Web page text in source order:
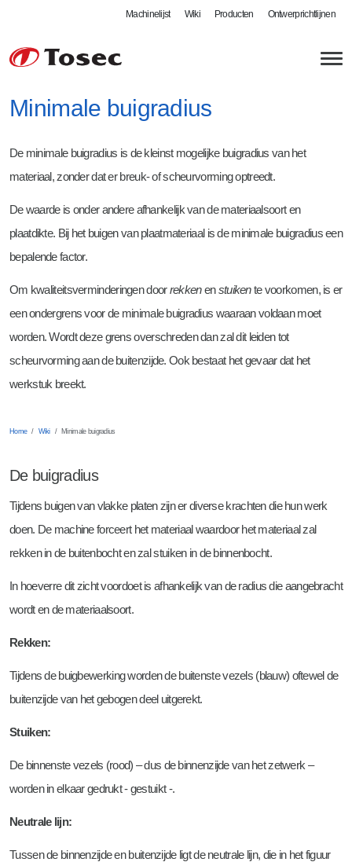
Machinelijst Wiki Producten Ontwerprichtlijnen
Plaatbewerking
Autogeen snijden
Kanten en zetten
Zwenkbuigen
Boren en tappen
MIG / MAG lassen
Robotlassen
Defensie - DIN 2303
Kwaliteit
Controle
Certificaten
Meettechniek
Tosec als werkgever
Vacatures
Vacatures werken en leren (BBL)
Zaterdag- en vakantiewerk bij Tosec
Minimale buigradius
De minimale buigradius is de kleinst mogelijke buigradius van het
materiaal, zonder dat er breuk- of scheurvorming optreedt.
De waarde is onder andere afhankelijk van de materiaalsoort en
plaatdikte. Bij het buigen van plaatmateriaal is de minimale buigradius een
bepalende factor.
Om kwaliteitsverminderingen doorrekkenenstuikente voorkomen, is er
een ondergrens voor de minimale buigradius waaraan voldaan moet
worden. Wordt deze grens overschreden dan zal dit leiden tot
scheurvorming aan de buitenzijde. Ook bestaat het gevaar dat het
werkstuk breekt.
Home Wiki Minimale buigradius
De buigradius
Tijdens buigen van vlakke platen zijn er diverse krachten die hun werk
doen. De machine forceert het materiaal waardoor het materiaal zal
rekken in de buitenbocht en zal stuiken in de binnenbocht.
In hoeverre dit zicht voordoet is afhankelijk van de radius die aangebracht
wordt en de materiaalsoort.
Rekken:
Tijdens de buigbewerking worden de buitenste vezels (blauw) oftewel de
buitenzijde van het gebogen deel uitgerekt.
Stuiken:
De binnenste vezels (rood) – dus de binnenzijde van het zetwerk –
worden in elkaar gedrukt - gestuikt -.
Neutrale lijn:
Tussen de binnenzijde en buitenzijde ligt de neutrale lijn, die in het figuur